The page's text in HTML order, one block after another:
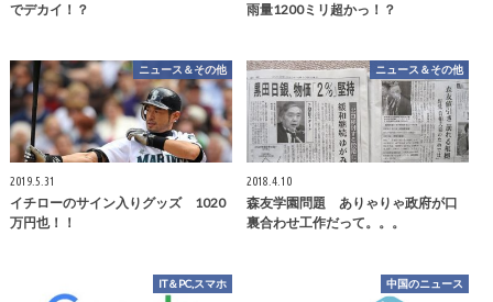
でデカイ！？
雨量1200ミリ超かっ！？
ニュース＆その他
2019.5.31
イチローのサイン入りグッズ 1020
万円也！！
ニュース＆その他
2018.4.10
森友学園問題 ありゃりゃ政府が口
裏合わせ工作だって。。。
IT＆PC,スマホ 中国のニュース